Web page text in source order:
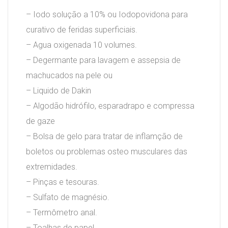
– Iodo solução a 10% ou Iodopovidona para
curativo de feridas superficiais.
– Agua oxigenada 10 volumes.
– Degermante para lavagem e assepsia de
machucados na pele ou
– Liquido de Dakin
– Algodão hidrófilo, esparadrapo e compressa
de gaze
– Bolsa de gelo para tratar de inflamção de
boletos ou problemas osteo musculares das
extremidades.
– Pinças e tesouras.
– Sulfato de magnésio.
– Termômetro anal.